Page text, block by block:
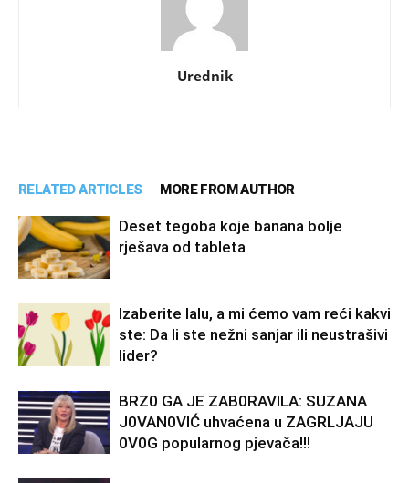
Urednik
RELATED ARTICLES MORE FROM AUTHOR
Deset tegoba koje banana bolje
rješava od tableta
Izaberite lalu, a mi ćemo vam reći kakvi
ste: Da li ste nežni sanjar ili neustrašivi
lider?
BRZ0 GA JE ZAB0RAVlLA: SUZANA
J0VAN0VIĆ uhvaćena u ZAGRLJAJU
0V0G popularnog pjevača!!!